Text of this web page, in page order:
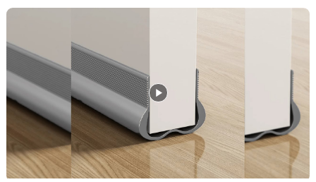
Penghalang Debu dan Serangga
memasang lis penutup ini untuk menutup celahnya. Debu, kotoran,
dan serangga pun tak bisa menyelinap masuk ke dalam rumah.
Jaga Kestabilan Suhu Ruangan
Tidak hanya sebagai penghalang debu dan serangga. Lis penutup
ini juga bisa digunakan untuk menyegel udara di dalam ruangan.
Dengan begitu, lis ini cocok digunakan di ruangan ber-AC karena
suhu dingin dari AC tidak akan keluar dari ruangan.
Tidak Menimbulkan Suara Gesekan
Memasang lis penutup pintu tidak akan menghambat gerakan pintu
rumah Anda. Material dan desain yang digunakan menghasilkan